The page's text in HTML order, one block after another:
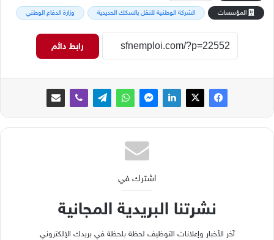
المؤسسات
الشركة الوطنية للنقل بالسكك الحديدية وزارة الدفاع الوطني
رابط دائم
اشترك في
نشرتنا البريدية المجانية
آخر الأخبار وإعلانات التوظيف لحظة بلحظة في بريدك الإلكتروني